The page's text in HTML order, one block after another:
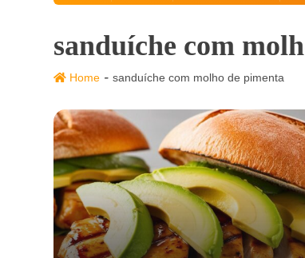
sanduíche com
Home - sanduíche com molho de pimenta